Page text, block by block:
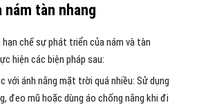
nám tàn nhang
hạn chế sự phát triển của nám và tàn
hiện các biện pháp sau:
với ánh nắng mặt trời quá nhiều: Sử dụng
đeo mũ hoặc dùng áo chống nắng khi đi